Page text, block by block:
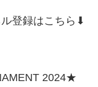
登録はこちら⬇︎
2024★